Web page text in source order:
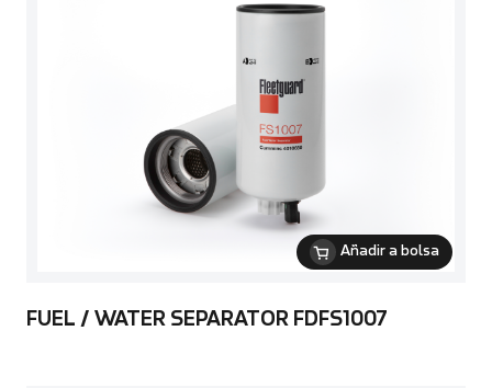
Añadir a bolsa
FUEL / WATER SEPARATOR FDFS1007